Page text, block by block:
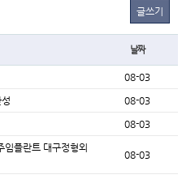
글쓰기
날짜
08-03
08-03
08-03
임플란트 대구정형외
08-03